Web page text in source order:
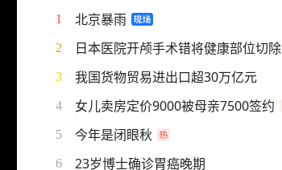
1 北京暴雨
2 日本医院开颅手术错将健康部位切除
3 我国货物贸易进出口超30万亿元
4 女儿卖房定价9000被母亲7500签约
5 今年是闭眼秋
6 23岁博士确诊胃癌晚期